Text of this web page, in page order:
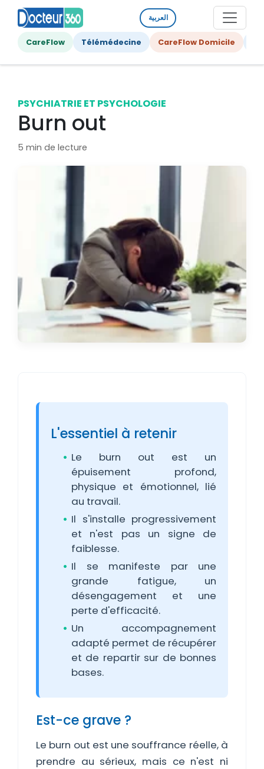
العربية
CareFlow Télémédecine CareFlow Domicile
PSYCHIATRIE ET PSYCHOLOGIE
Burn out
5 min de lecture
L'essentiel à retenir
Le burn out est un
épuisement profond,
physique et émotionnel, lié
au travail.
Il s'installe progressivement
et n'est pas un signe de
faiblesse.
Il se manifeste par une
grande fatigue, un
désengagement et une
perte d'efficacité.
Un accompagnement
adapté permet de récupérer
et de repartir sur de bonnes
bases.
Est-ce grave ?
Le burn out est une souffrance réelle, à
prendre au sérieux, mais ce n'est ni